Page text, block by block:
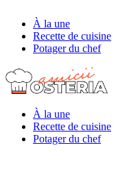
À la une
Recette de cuisine
Potager du chef
À la une
Recette de cuisine
Potager du chef